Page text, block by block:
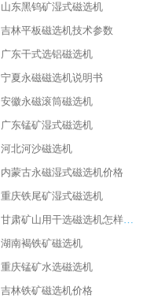
山东黑钨矿湿式磁选机
吉林平板磁选机技术参数
广东干式选铝磁选机
宁夏永磁磁选机说明书
安徽永磁滚筒磁选机
广东锰矿湿式磁选机
河北河沙磁选机
内蒙古永磁湿式磁选机价格
重庆铁尾矿湿式磁选机
甘肃矿山用干选磁选机怎样调磁
湖南褐铁矿磁选机
重庆锰矿水选磁选机
吉林铁矿磁选机价格